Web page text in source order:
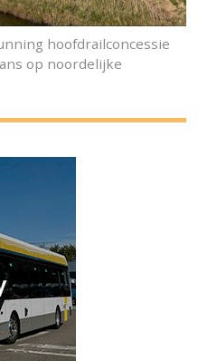
hoofdrailconcessie
op noordelijke